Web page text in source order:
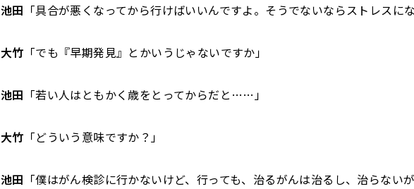
池田 「具合が悪くなってから行けばいいんですよ。そうでないならストレスにな
大竹 「でも『早期発見』とかいうじゃないですか」
池田 「若い人はともかく歳をとってからだと……」
大竹 「どういう意味ですか？」
池田 「僕はがん検診に行かないけど、行っても、治るがんは治るし、治らない